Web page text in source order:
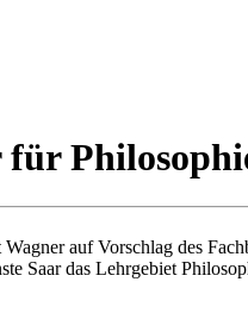
auf Vorschlag des
Saar das Lehrgebiet